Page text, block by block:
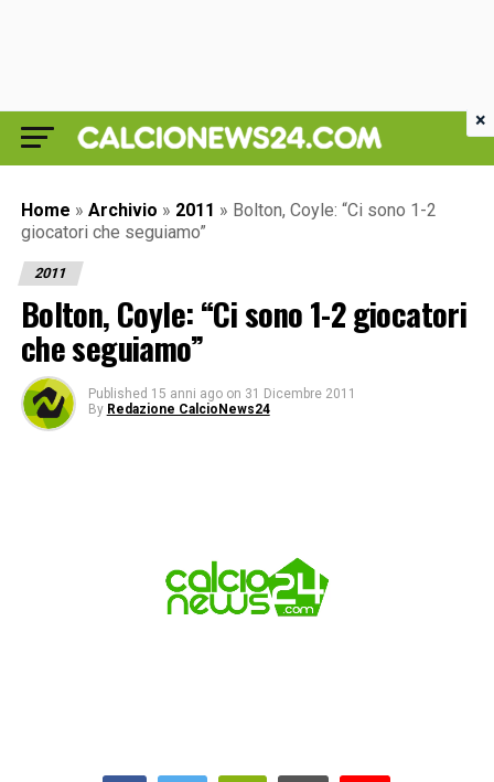
Home » Archivio » 2011 » Bolton, Coyle: “Ci sono 1-2
giocatori che seguiamo”
2011
Bolton, Coyle: “Ci sono 1-2 giocatori
che seguiamo”
Published 15 anni ago on 31 Dicembre 2011
By Redazione CalcioNews24
×